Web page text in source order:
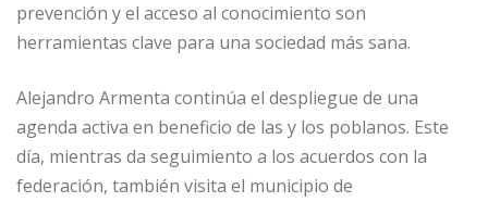
prevención y el acceso al conocimiento son
herramientas clave para una sociedad más sana.
Alejandro Armenta continúa el despliegue de una
agenda activa en beneficio de las y los poblanos. Este
día, mientras da seguimiento a los acuerdos con la
federación, también visita el municipio de